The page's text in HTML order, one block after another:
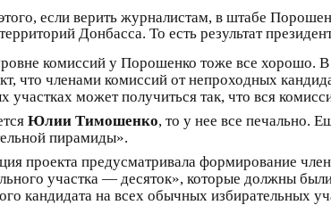
если верить журналистам, в штабе
Донбасса. То есть результат
комиссий у Порошенко тоже все хорошо. В
что членами комиссий от непроходных
участках может получиться так, что вся
Юлии Тимошенко, то у нее все печально.
пирамиды».
проекта предусматривала формирование
участка — десяток», которые должны
кандидата на всех обычных